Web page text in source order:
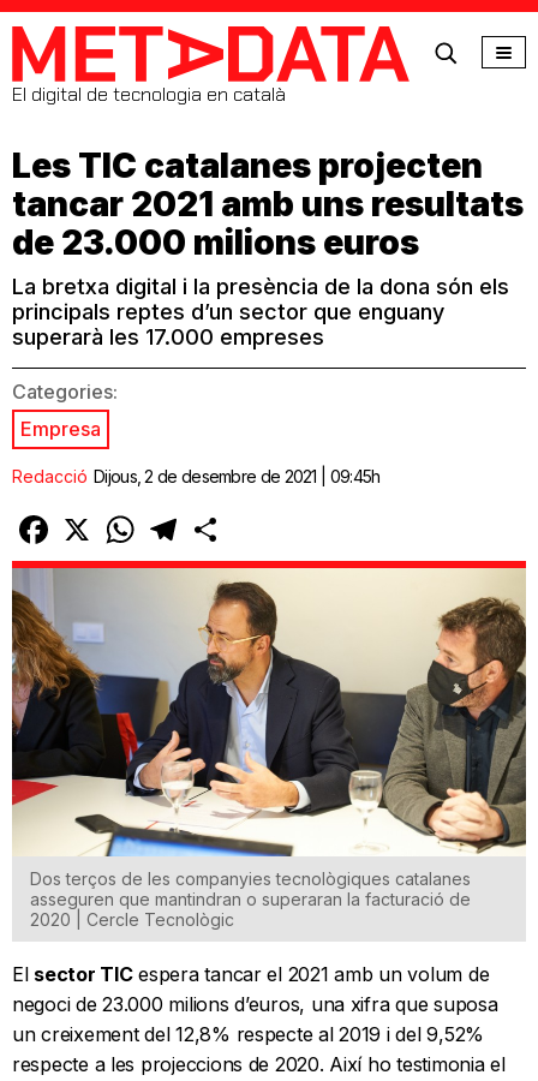
MetaData
El digital de tecnologia en català
Les TIC catalanes projecten
tancar 2021 amb uns resultats
de 23.000 milions euros
La bretxa digital i la presència de la dona són els
principals reptes d’un sector que enguany
superarà les 17.000 empreses
Categories:
Empresa
Redacció Dijous, 2 de desembre de 2021 | 09:45h
Facebook
X WhatsAppTelegram
Dos terços de les companyies tecnològiques catalanes
asseguren que mantindran o superaran la facturació de
2020 | Cercle Tecnològic
El sector TICespera tancar el 2021 amb un volum de
negoci de 23.000 milions d’euros, una xifra que suposa
un creixement del 12,8% respecte al 2019 i del 9,52%
respecte a les projeccions de 2020. Així ho testimonia el